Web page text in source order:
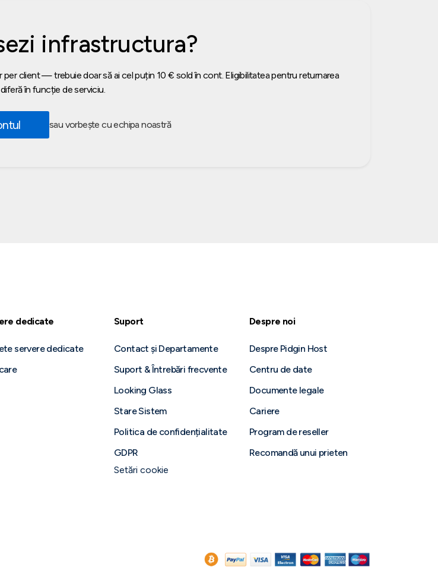
infrastructura?
client — trebuie doar să ai cel puțin 10 € sold în cont. Eligibilitatea pentru returnarea
în funcție de serviciu.
sau vorbește cu echipa noastră
dedicate
servere dedicate
Suport
Contact și Departamente
Suport & Întrebări frecvente
Looking Glass
Stare Sistem
Politica de confidențialitate
GDPR
Setări cookie
Despre noi
Despre Pidgin Host
Centru de date
Documente legale
Cariere
Program de reseller
Recomandă unui prieten